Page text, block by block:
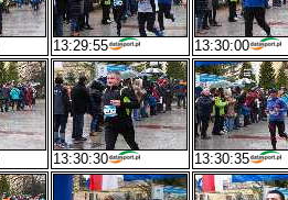
13:29:55 13:30:00
13:30:30 13:30:35